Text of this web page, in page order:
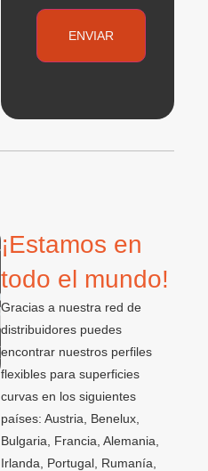
¡Estamos en
todo el mundo!
Gracias a nuestra red de
distribuidores puedes
encontrar nuestros perfiles
flexibles para superficies
curvas en los siguientes
países: Austria, Benelux,
Bulgaria, Francia, Alemania,
Irlanda, Portugal, Rumanía,